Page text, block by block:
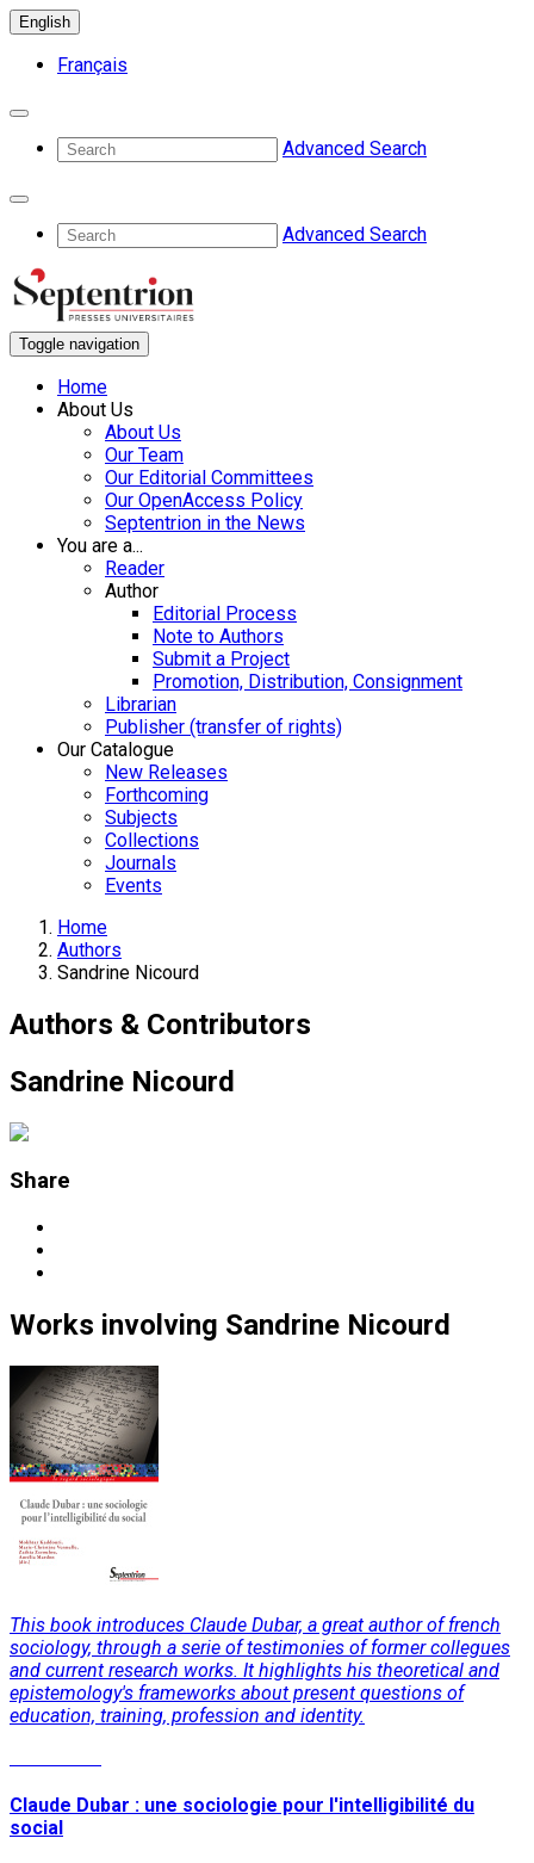
English
Français
Advanced Search
Advanced Search
Toggle navigation
Home
About Us
About Us
Our Team
Our Editorial Committees
Our OpenAccess Policy
Septentrion in the News
You are a...
Reader
Author
Editorial Process
Note to Authors
Submit a Project
Promotion, Distribution, Consignment
Librarian
Publisher (transfer of rights)
Our Catalogue
New Releases
Forthcoming
Subjects
Collections
Journals
Events
Home
Authors
Sandrine Nicourd
Authors & Contributors
Sandrine Nicourd
Share
Works involving Sandrine Nicourd
This book introduces Claude Dubar, a great author of french
sociology, through a serie of testimonies of former collegues
and current research works. It highlights his theoretical and
epistemology's frameworks about present questions of
education, training, profession and identity.
Claude Dubar : une sociologie pour l'intelligibilité du
social